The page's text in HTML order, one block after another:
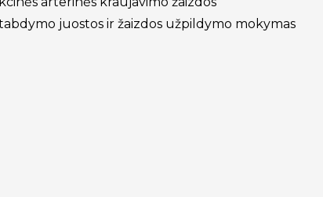
juostos ir žaizdos užpildymo mokymas